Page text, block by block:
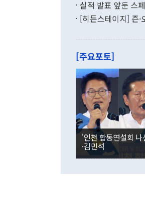
실적 발표 앞둔 스
[히든스테이지] 즌·
[주요포토]
'인천 합동연설회 나
·김민석